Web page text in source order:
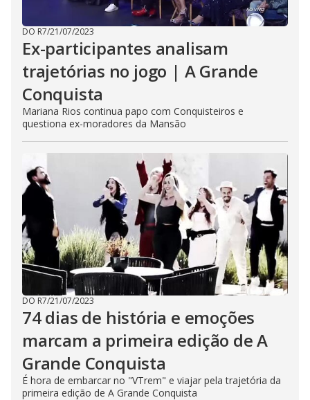
DO R7/21/07/2023
Ex-participantes analisam
trajetórias no jogo | A Grande
Conquista
Mariana Rios continua papo com Conquisteiros e
questiona ex-moradores da Mansão
DO R7/21/07/2023
74 dias de história e emoções
marcam a primeira edição de A
Grande Conquista
É hora de embarcar no "VTrem" e viajar pela trajetória da
primeira edição de A Grande Conquista